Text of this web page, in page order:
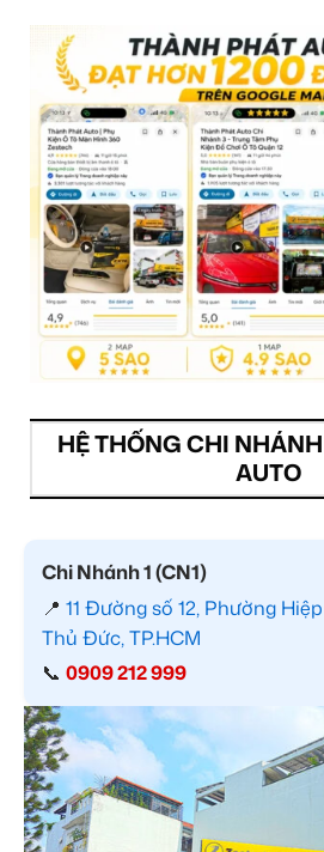
HỆ THỐNG CHI
AUTO
Chi Nhánh 1 (CN1)
📍 11 Đường số 12, Phường
Thủ Đức, TP.HCM
📞 0909 212 999